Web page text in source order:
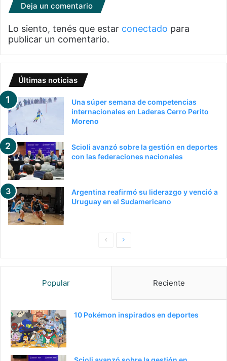
Deja un comentario
Lo siento, tenés que estar conectado para
publicar un comentario.
Últimas noticias
Una súper semana de competencias
internacionales en Laderas Cerro Perito
Moreno
Scioli avanzó sobre la gestión en deportes
con las federaciones nacionales
Argentina reafirmó su liderazgo y venció a
Uruguay en el Sudamericano
g
g
Popular Reciente
10 Pokémon inspirados en deportes